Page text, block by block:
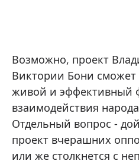
Возможно, проект
Виктории Бони
живой и эффективный
взаимодействия
Отдельный вопрос -
проект вчерашних
или же столкнется с